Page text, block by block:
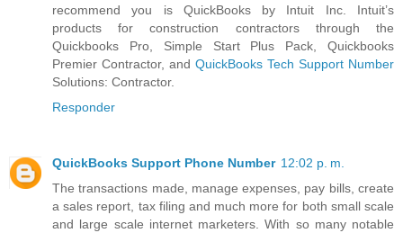
recommend you is QuickBooks by Intuit Inc. Intuit’s
products for construction contractors through the
Quickbooks Pro, Simple Start Plus Pack, Quickbooks
Premier Contractor, and QuickBooks Tech Support Number
Solutions: Contractor.
Responder
QuickBooks Support Phone Number 12:02 p. m.
The transactions made, manage expenses, pay bills, create
a sales report, tax filing and much more for both small scale
and large scale internet marketers. With so many notable